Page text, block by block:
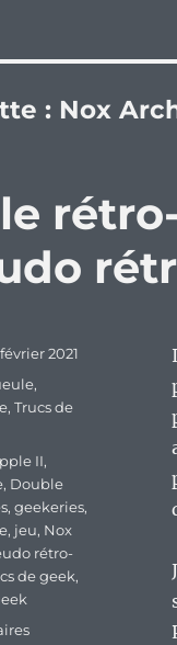
: Nox
2021
,
,Trucs de
II,
, Double
,geekeries,
, jeu, Nox
rétro-
de geek,
sur